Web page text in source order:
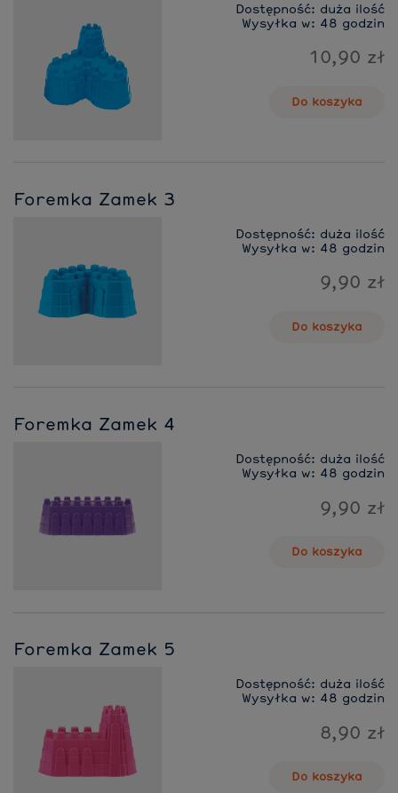
Dostępność: duża ilość
Wysyłka w: 48 godzin
10,90 zł
Do koszyka
Foremka Zamek 3
Dostępność: duża ilość
Wysyłka w: 48 godzin
9,90 zł
Do koszyka
Foremka Zamek 4
Dostępność: duża ilość
Wysyłka w: 48 godzin
9,90 zł
Do koszyka
Foremka Zamek 5
Dostępność: duża ilość
Wysyłka w: 48 godzin
8,90 zł
Do koszyka